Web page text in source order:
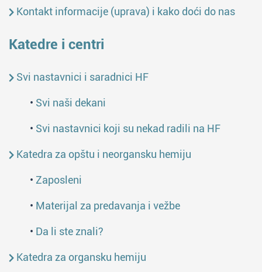
Kontakt informacije (uprava) i kako doći do nas
Katedre i centri
Svi nastavnici i saradnici HF
• Svi naši dekani
• Svi nastavnici koji su nekad radili na HF
Katedra za opštu i neorgansku hemiju
• Zaposleni
• Materijal za predavanja i vežbe
• Da li ste znali?
Katedra za organsku hemiju